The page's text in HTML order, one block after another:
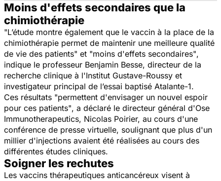
Moins d'effets secondaires que la
chimiothérapie
"L’étude montre également que le vaccin à la place de la
chimiothérapie permet de maintenir une meilleure qualité
de vie des patients" et "moins d'effets secondaires",
indique le professeur Benjamin Besse, directeur de la
recherche clinique à l'Institut Gustave-Roussy et
investigateur principal de l’essai baptisé Atalante-1.
Ces résultats "permettent d'envisager un nouvel espoir
pour ces patients", a déclaré le directeur général d'Ose
Immunotherapeutics, Nicolas Poirier, au cours d'une
conférence de presse virtuelle, soulignant que plus d'un
millier d'injections avaient été réalisées au cours des
différentes études cliniques.
Soigner les rechutes
Les vaccins thérapeutiques anticancéreux visent à